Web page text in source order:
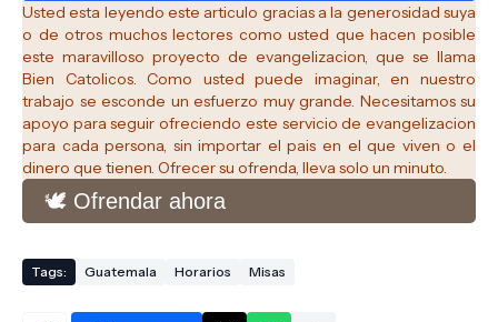
Usted esta leyendo este articulo gracias a la generosidad suya
o de otros muchos lectores como usted que hacen posible
este maravilloso proyecto de evangelizacion, que se llama
Bien Catolicos.Como usted puede imaginar, en nuestro
trabajo se esconde un esfuerzo muy grande. Necesitamos su
apoyo para seguir ofreciendo este servicio de evangelizacion
para cada persona, sin importar el pais en el que viven o el
dinero que tienen. Ofrecer su ofrenda, lleva solo un minuto.
🕊️ Ofrendar ahora
Tags: Guatemala Horarios Misas